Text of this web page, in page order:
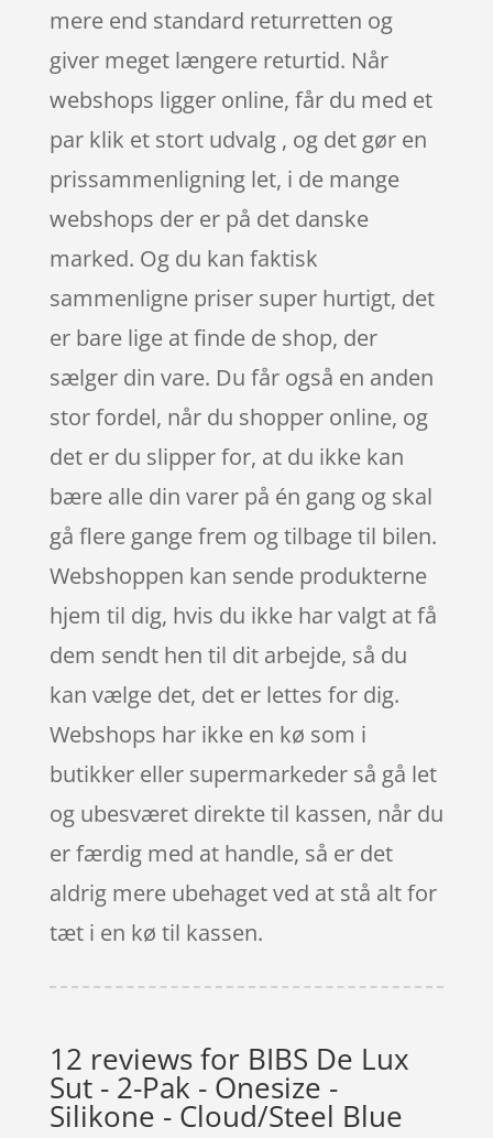
mere end standard returretten og
giver meget længere returtid. Når
webshops ligger online, får du med et
par klik et stort udvalg , og det gør en
prissammenligning let, i de mange
webshops der er på det danske
marked. Og du kan faktisk
sammenligne priser super hurtigt, det
er bare lige at finde de shop, der
sælger din vare. Du får også en anden
stor fordel, når du shopper online, og
det er du slipper for, at du ikke kan
bære alle din varer på én gang og skal
gå flere gange frem og tilbage til bilen.
Webshoppen kan sende produkterne
hjem til dig, hvis du ikke har valgt at få
dem sendt hen til dit arbejde, så du
kan vælge det, det er lettes for dig.
Webshops har ikke en kø som i
butikker eller supermarkeder så gå let
og ubesværet direkte til kassen, når du
er færdig med at handle, så er det
aldrig mere ubehaget ved at stå alt for
tæt i en kø til kassen.
12 reviews for BIBS De Lux
Sut - 2-Pak - Onesize -
Silikone - Cloud/Steel Blue